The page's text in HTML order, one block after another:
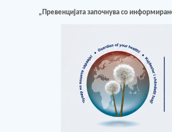
„Превенцијата започнува со